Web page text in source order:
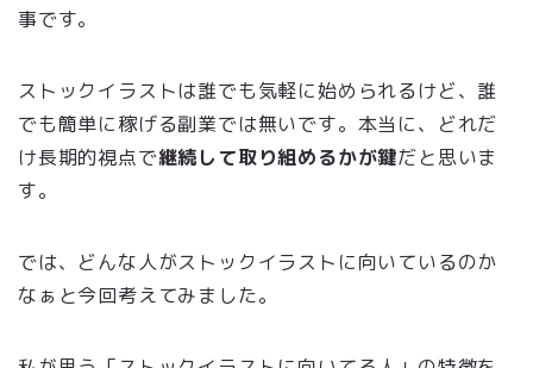
事です。
ストックイラストは誰でも気軽に始められるけど、誰
でも簡単に稼げる副業では無いです。本当に、どれだ
け長期的視点で継続して取り組めるかが鍵だと思いま
す。
では、どんな人がストックイラストに向いているのか
なぁと今回考えてみました。